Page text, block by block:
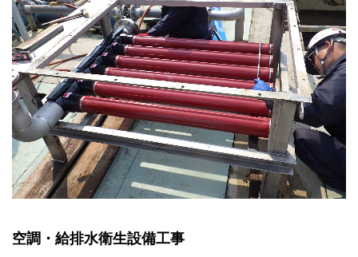
空調・給排水衛生設備工事